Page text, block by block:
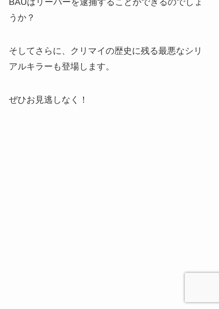
BAUはリーパーを逮捕することができるのでしょ
うか？
そしてさらに、クリマイの歴史に残る最悪なシリ
アルキラーも登場します。
ぜひお見逃しなく！